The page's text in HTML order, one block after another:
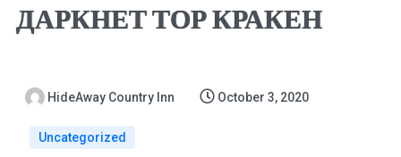
ДАРКНЕТ ТОР КРАКЕН
HideAway Country Inn October 3, 2020
Uncategorized